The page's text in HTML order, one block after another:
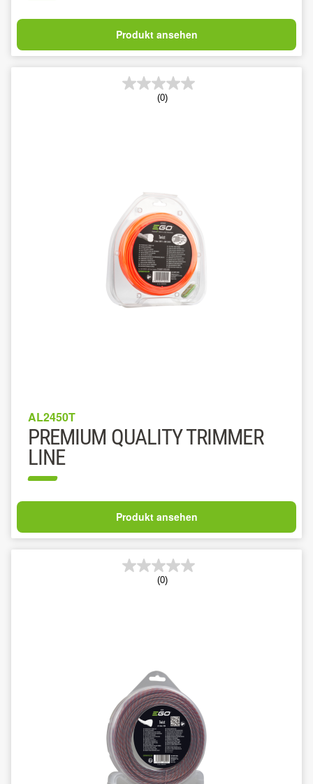
Produkt ansehen
(0)
AL2450T
PREMIUM QUALITY TRIMMER
LINE
Produkt ansehen
(0)